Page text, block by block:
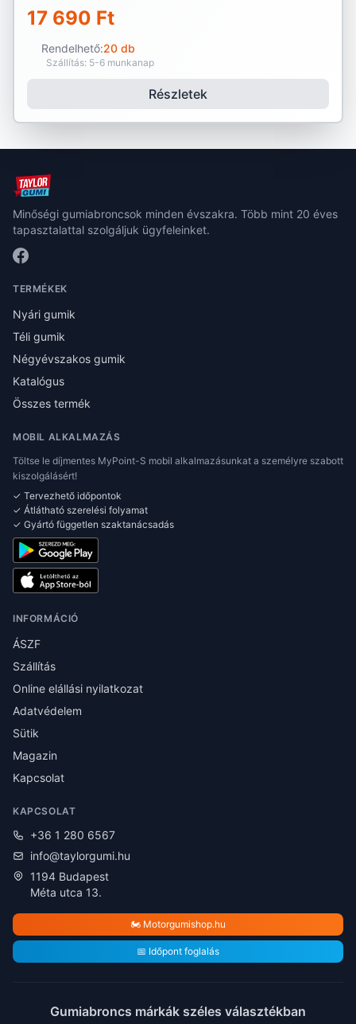
17 690 Ft
Rendelhető:20 db
Szállítás: 5-6 munkanap
Részletek
Minőségi gumiabroncsok minden évszakra. Több mint 20 éves
tapasztalattal szolgáljuk ügyfeleinket.
TERMÉKEK
Nyári gumik
Téli gumik
Négyévszakos gumik
Katalógus
Összes termék
MOBIL ALKALMAZÁS
Töltse le díjmentes MyPoint-S mobil alkalmazásunkat a személyre szabott
kiszolgálásért!
✓ Tervezhető időpontok
✓ Átlátható szerelési folyamat
✓ Gyártó független szaktanácsadás
INFORMÁCIÓ
ÁSZF
Szállítás
Online elállási nyilatkozat
Adatvédelem
Sütik
Magazin
Kapcsolat
KAPCSOLAT
+36 1 280 6567
info@taylorgumi.hu
1194 Budapest
Méta utca 13.
🏍️ Motorgumishop.hu
📅 Időpont foglalás
Gumiabroncs márkák széles választékban